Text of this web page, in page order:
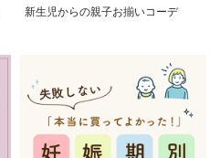
新生児からの親子お揃いコーデ